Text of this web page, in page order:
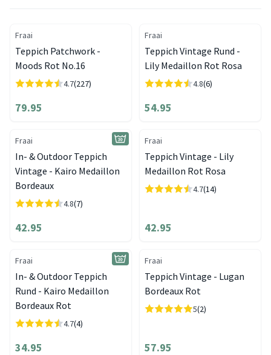
Fraai
Teppich Patchwork -
Moods Rot No.16
4.7(227)
79.95
Fraai
Teppich Vintage Rund -
Lily Medaillon Rot Rosa
4.8(6)
54.95
Fraai
In- & Outdoor Teppich
Vintage - Kairo Medaillon
Bordeaux
4.8(7)
42.95
Fraai
Teppich Vintage - Lily
Medaillon Rot Rosa
4.7(14)
42.95
Fraai
In- & Outdoor Teppich
Rund - Kairo Medaillon
Bordeaux Rot
4.7(4)
34.95
Fraai
Teppich Vintage - Lugan
Bordeaux Rot
5(2)
57.95